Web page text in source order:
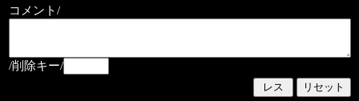
コメント/
/削除キー/